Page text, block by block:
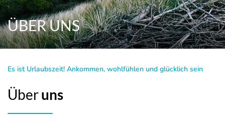
ÜBER UNS
Es ist Urlaubszeit! Ankommen, wohlfühlen und glücklich sein
Überuns